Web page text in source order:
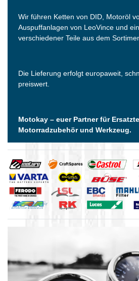
Wir führen Ketten von DID, Motoröl
Auspuffanlagen von LeoVince und
verschiedener Teile aus dem
Die Lieferung erfolgt europaweit,
preiswert.
Motokay – euer Partner für
Motorradzubehör und Werkzeug.